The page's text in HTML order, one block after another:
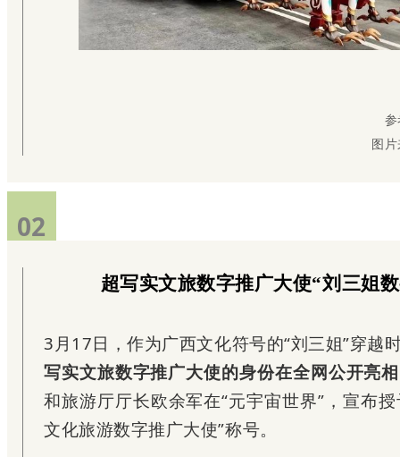
图
02
超写实文旅数字推广大使“刘三姐
3月17日，作为广西文化符号的“刘三姐”穿越
写实文旅数字推广大使的身份在全网公开亮相
和旅游厅厅长欧余军在“元宇宙世界”，宣布
文化旅游数字推广大使”称号。